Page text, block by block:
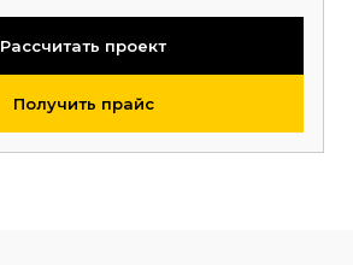
Рассчитать проект
Получить прайс